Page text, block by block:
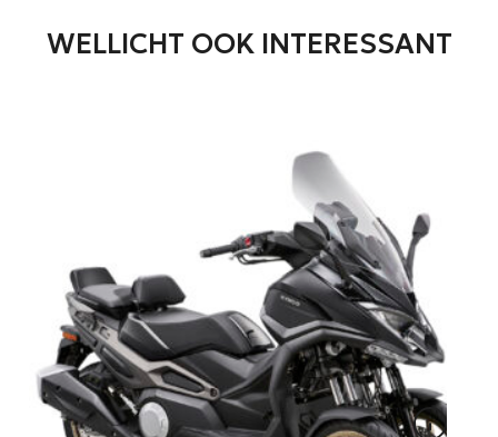
WELLICHT OOK INTERESSANT